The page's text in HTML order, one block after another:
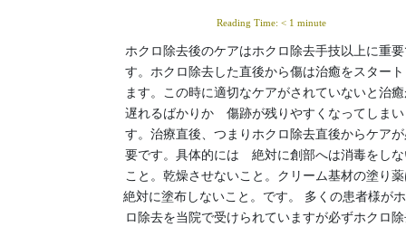
Reading Time: < 1 minute
ホクロ除去後のケアはホクロ除去手技以上に重
す。ホクロ除去した直後から傷は治癒をスター
ます。この時に適切なケアがされていないと治
遅れるばかりか 傷跡が残りやすくなってしまい
す。治療直後、つまりホクロ除去直後からケア
要です。具体的には 絶対に創部へは消毒をしな
こと。乾燥させないこと。クリーム基材の塗り
絶対に塗布しないこと。です。 多くの患者様が
ロ除去を当院で受けられていますが必ずホクロ